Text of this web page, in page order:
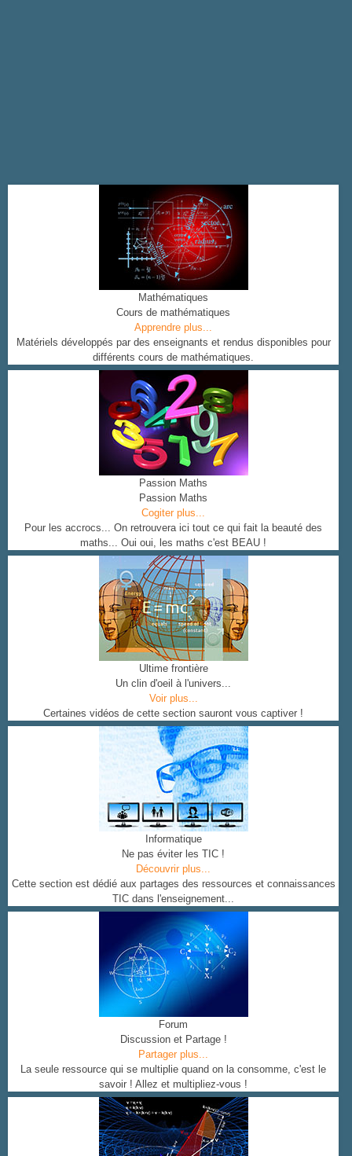
Mathématiques
Cours de mathématiques
Apprendre plus...
Matériels développés par des enseignants et rendus disponibles pour
différents cours de mathématiques.
Passion Maths
Passion Maths
Cogiter plus...
Pour les accrocs... On retrouvera ici tout ce qui fait la beauté des
maths... Oui oui, les maths c'est BEAU !
Ultime frontière
Un clin d'oeil à l'univers...
Voir plus...
Certaines vidéos de cette section sauront vous captiver !
Informatique
Ne pas éviter les TIC !
Découvrir plus...
Cette section est dédié aux partages des ressources et connaissances
TIC dans l'enseignement...
Forum
Discussion et Partage !
Partager plus...
La seule ressource qui se multiplie quand on la consomme, c'est le
savoir ! Allez et multipliez-vous !